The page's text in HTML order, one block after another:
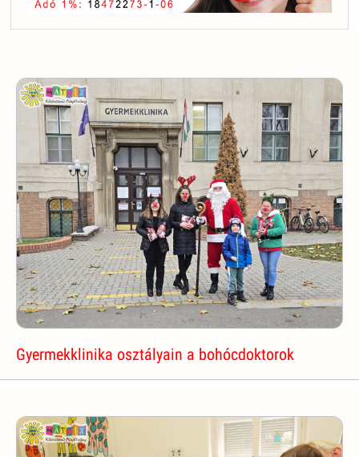
Gyermekklinika osztályain a bohócdoktorok